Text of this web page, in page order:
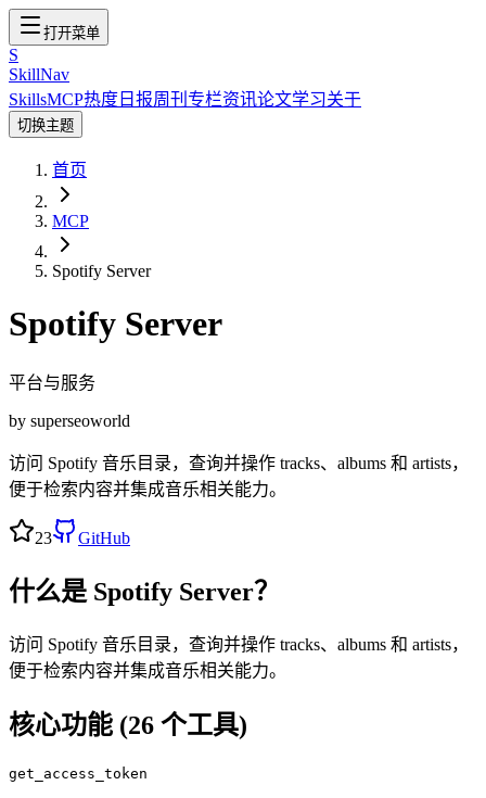
打开菜单
S
SkillNav
SkillsMCP热度 日报周刊 专栏资讯论文学习关于
切换主题
首页
MCP
Spotify Server
Spotify Server
平台与服务
by superseoworld
访问 Spotify 音乐目录，查询并操作 tracks、albums 和 artists，
便于检索内容并集成音乐相关能力。
23 GitHub
什么是 Spotify Server？
访问 Spotify 音乐目录，查询并操作 tracks、albums 和 artists，
便于检索内容并集成音乐相关能力。
核心功能 (26 个工具)
get_access_token